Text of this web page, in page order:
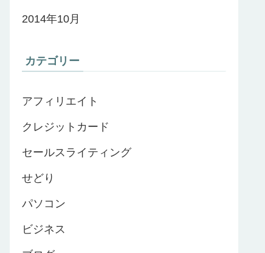
2014年10月
カテゴリー
アフィリエイト
クレジットカード
セールスライティング
せどり
パソコン
ビジネス